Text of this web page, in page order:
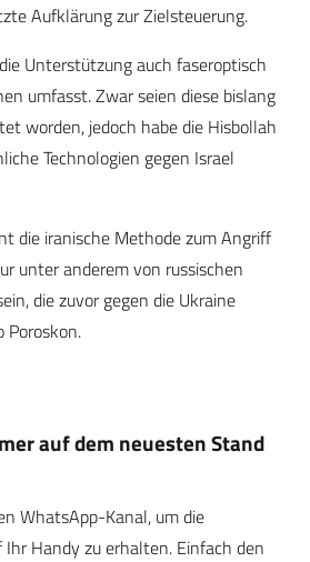
Aufklärung zur Zielsteuerung.
Unterstützung auch faseroptisch
umfasst. Zwar seien diese bislang
worden, jedoch habe die Hisbollah
Technologien gegen Israel
die iranische Methode zum Angriff
unter anderem von russischen
die zuvor gegen die Ukraine
Poroskon.
auf dem neuesten Stand
WhatsApp-Kanal, um die
Handy zu erhalten. Einfach den